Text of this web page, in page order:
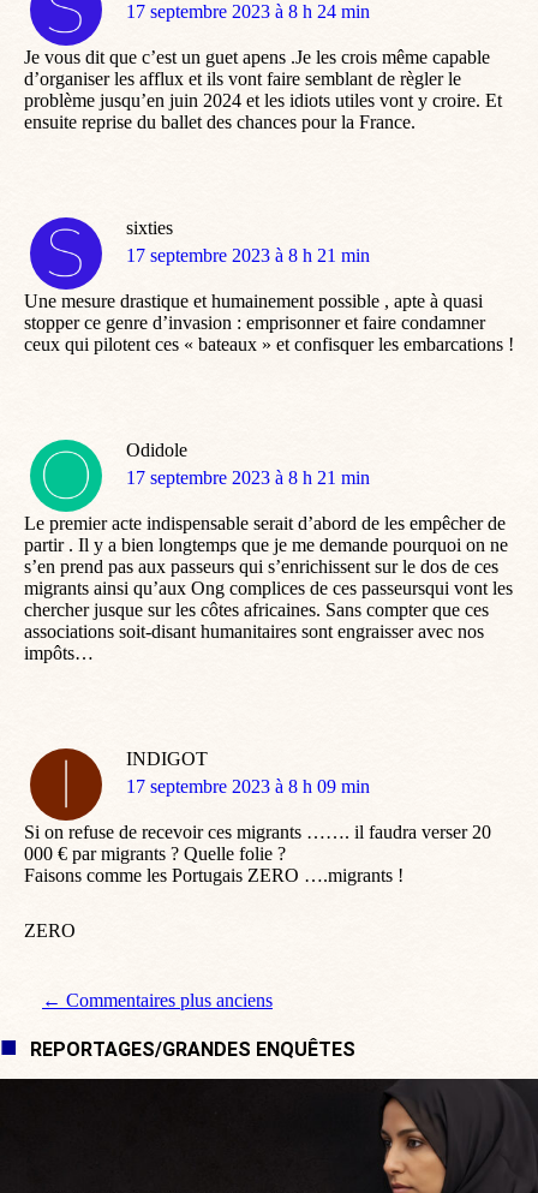
dit
17 septembre 2023 à 8 h 24 min
Je vous dit que c’est un guet apens .Je les crois même capable
d’organiser les afflux et ils vont faire semblant de règler le
problème jusqu’en juin 2024 et les idiots utiles vont y croire. Et
ensuite reprise du ballet des chances pour la France.
sixties
dit
17 septembre 2023 à 8 h 21 min
Une mesure drastique et humainement possible , apte à quasi
stopper ce genre d’invasion : emprisonner et faire condamner
ceux qui pilotent ces « bateaux » et confisquer les embarcations !
Odidole
dit
17 septembre 2023 à 8 h 21 min
Le premier acte indispensable serait d’abord de les empêcher de
partir . Il y a bien longtemps que je me demande pourquoi on ne
s’en prend pas aux passeurs qui s’enrichissent sur le dos de ces
migrants ainsi qu’aux Ong complices de ces passeursqui vont les
chercher jusque sur les côtes africaines. Sans compter que ces
associations soit-disant humanitaires sont engraisser avec nos
impôts…
INDIGOT
dit
17 septembre 2023 à 8 h 09 min
Si on refuse de recevoir ces migrants ……. il faudra verser 20
000 € par migrants ? Quelle folie ?
Faisons comme les Portugais ZERO ….migrants !
ZERO
Navigation de commentaire
← Commentaires plus anciens
REPORTAGES/GRANDES ENQUÊTES